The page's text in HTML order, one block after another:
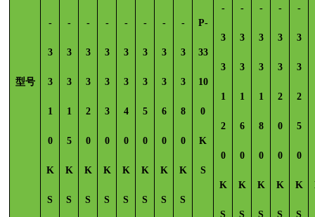
型号
-
3
3
1
0
K
S
-
3
3
1
5
K
S
-
3
3
2
0
K
S
-
3
3
3
0
K
S
-
3
3
4
0
K
S
-
3
3
5
0
K
S
-
3
3
6
0
K
S
-
3
3
8
0
K
S
P-
33
10
0
K
S
-
3
3
1
2
0
K
S
-
3
3
1
6
0
K
S
-
3
3
1
8
0
K
S
-
3
3
2
0
0
K
S
-
3
3
2
5
0
K
S